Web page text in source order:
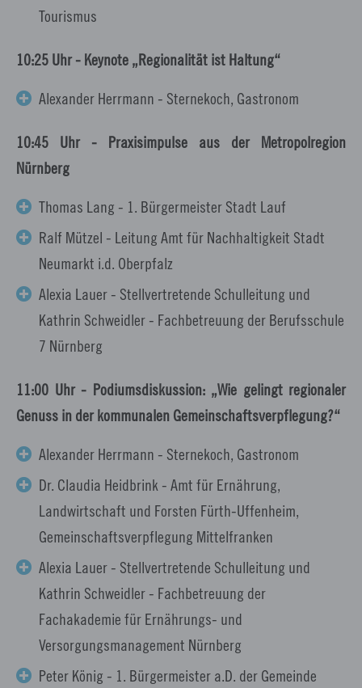
Tourismus
10:25 Uhr - Keynote „Regionalität ist Haltung“
Alexander Herrmann - Sternekoch, Gastronom
10:45 Uhr - Praxisimpulse aus der Metropolregion
Nürnberg
Thomas Lang - 1. Bürgermeister Stadt Lauf
Ralf Mützel - Leitung Amt für Nachhaltigkeit Stadt
Neumarkt i.d. Oberpfalz
Alexia Lauer - Stellvertretende Schulleitung und
Kathrin Schweidler - Fachbetreuung der Berufsschule
7 Nürnberg
11:00 Uhr - Podiumsdiskussion: „Wie gelingt regionaler
Genuss in der kommunalen Gemeinschaftsverpflegung?“
Alexander Herrmann - Sternekoch, Gastronom
Dr. Claudia Heidbrink - Amt für Ernährung,
Landwirtschaft und Forsten Fürth-Uffenheim,
Gemeinschaftsverpflegung Mittelfranken
Alexia Lauer - Stellvertretende Schulleitung und
Kathrin Schweidler - Fachbetreuung der
Fachakademie für Ernährungs- und
Versorgungsmanagement Nürnberg
Peter König - 1. Bürgermeister a.D. der Gemeinde